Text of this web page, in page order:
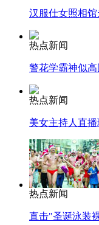
纽约上演“枕头大
司机酒驾遇交警
汉服仕女照相
热点新闻
警花学霸神似
热点新闻
美女主持人直
热点新闻
直击"圣诞泳装